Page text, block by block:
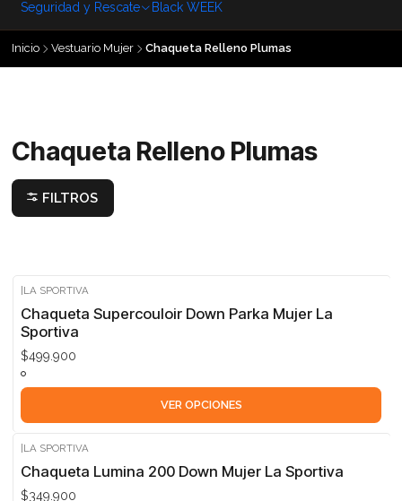
Seguridad y Rescate Black WEEK
Inicio Vestuario Mujer Chaqueta Relleno Plumas
Chaqueta Relleno Plumas
FILTROS
|LA SPORTIVA
Chaqueta Supercouloir Down Parka Mujer La
Sportiva
$499.900
VER OPCIONES
|LA SPORTIVA
Chaqueta Lumina 200 Down Mujer La Sportiva
$349.900